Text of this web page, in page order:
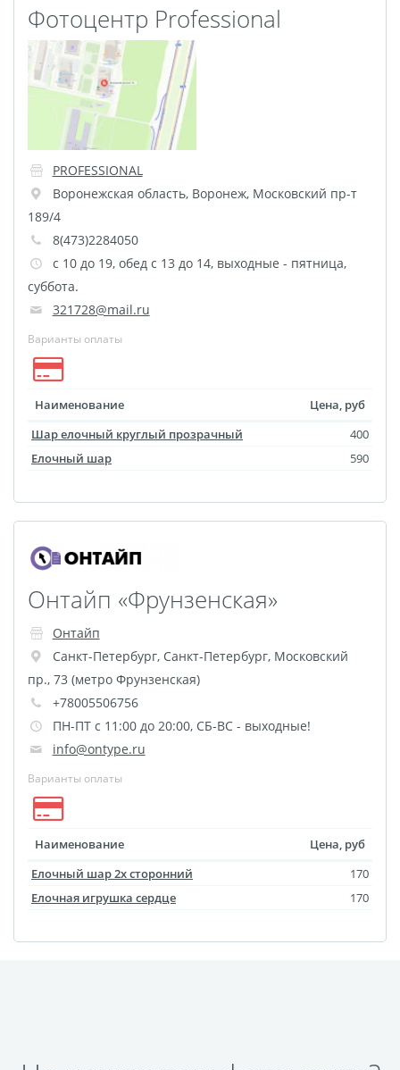
Фотосъемка в студии
Бессмертный полк
Ритуальная керамика
Полотенце с именем
Обложка для
документов
Брелок Госномер
Кухонные
принадлежности
Фото на стеклянной
рамке
Календарь-плакат
Фотоколлаж
Визитки
Календарь перекидной
Календарь настольный
Календари настенные с
Елочный шарик
Календарь карманный
Таблички на
автомобиль
Номер на коляску
Конверты
Пластиковые карты
Флаги
Футляр для CD/DVD
Костеры
Зеркала
Фотокамни
Фотооткрытка
Прикольные принты
УФ печать на чехлах
Фотоцентр Professional
PROFESSIONAL
Воронежская область, Воронеж, Московский пр-т
189/4
8(473)2284050
c 10 до 19, обед с 13 до 14, выходные - пятница,
суббота.
321728@mail.ru
Варианты оплаты
Наименование
Цена, руб
Шар елочный круглый прозрачный
400
Елочный шар
590
Онтайп «Фрунзенская»
Онтайп
Санкт-Петербург, Санкт-Петербург, Московский
пр., 73 (метро Фрунзенская)
+78005506756
ПН-ПТ с 11:00 до 20:00, СБ-ВС - выходные!
info@ontype.ru
Варианты оплаты
Наименование
Цена, руб
Елочный шар 2х сторонний
170
Елочная игрушка сердце
170